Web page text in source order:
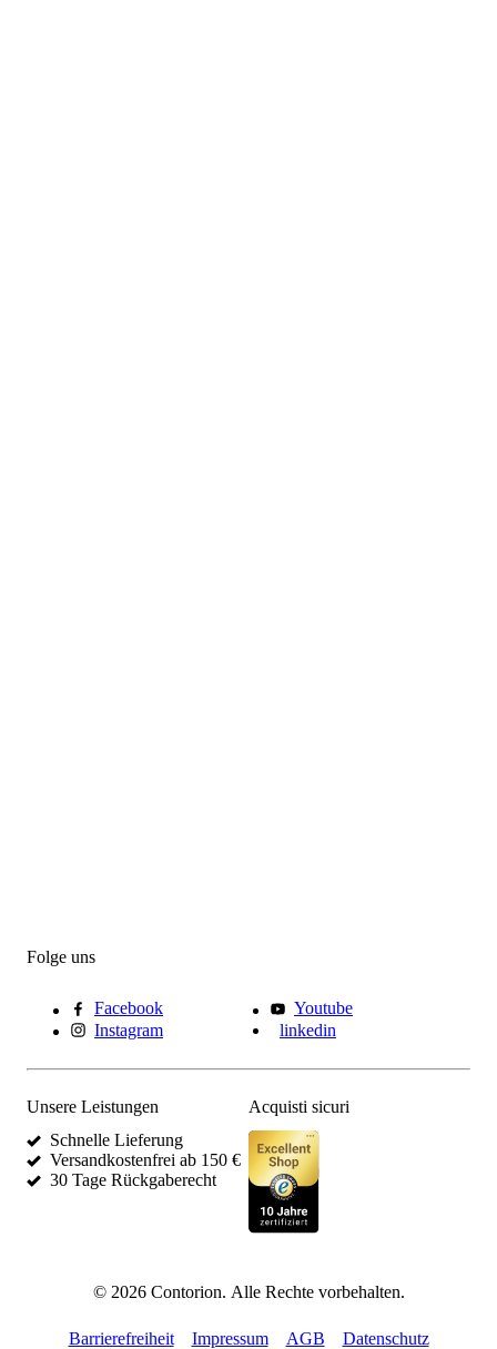
Folge uns
Facebook
Youtube
Instagram
linkedin
Unsere Leistungen
Schnelle Lieferung
Versandkostenfrei ab 150 €
30 Tage Rückgaberecht
Acquisti sicuri
© 2026Contorion. Alle Rechte vorbehalten.
Barrierefreiheit Impressum AGB Datenschutz